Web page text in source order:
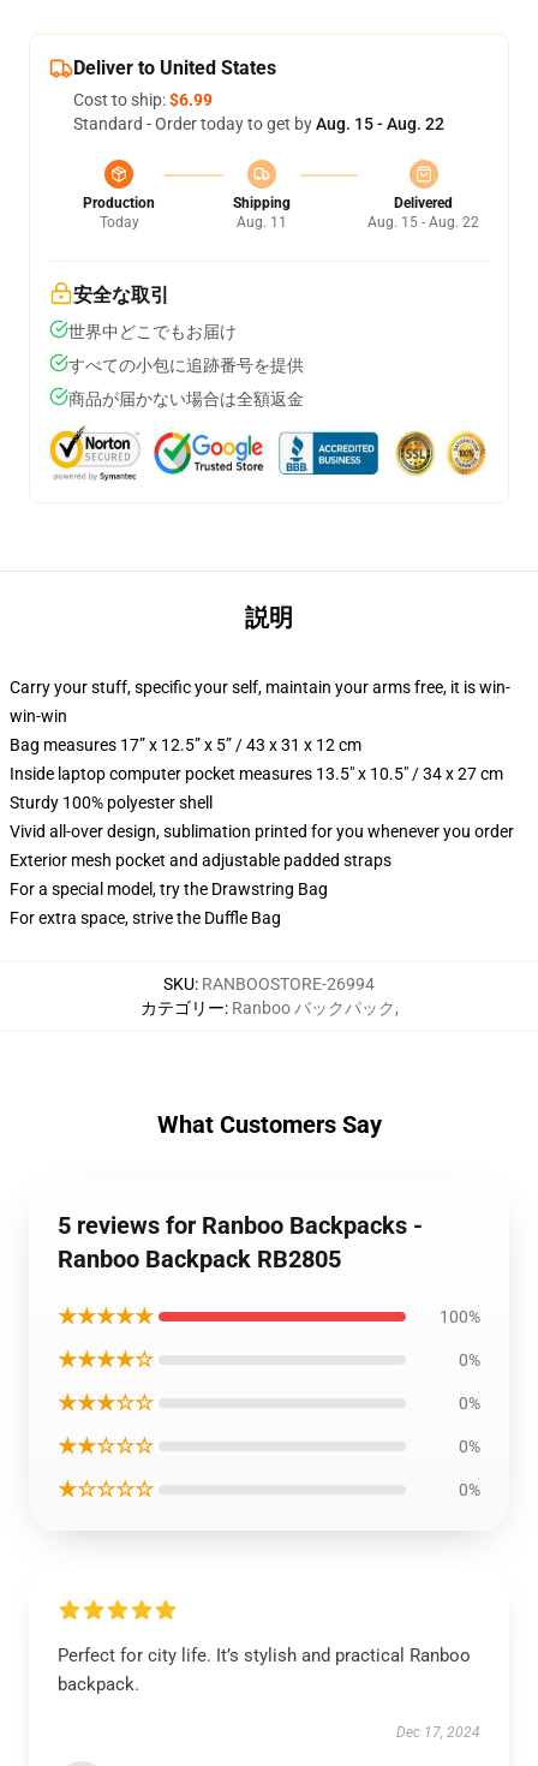
Deliver to United States
Cost to ship:$6.99
Standard - Order today to get byAug. 15 - Aug. 22
Production
Today
Shipping
Aug. 11
Delivered
Aug. 15 - Aug. 22
安全な取引
世界中どこでもお届け
すべての小包に追跡番号を提供
商品が届かない場合は全額返金
説明
Carry your stuff, specific your self, maintain your arms free, it is win-
win-win
Bag measures 17” x 12.5” x 5” / 43 x 31 x 12 cm
Inside laptop computer pocket measures 13.5" x 10.5" / 34 x 27 cm
Sturdy 100% polyester shell
Vivid all-over design, sublimation printed for you whenever you order
Exterior mesh pocket and adjustable padded straps
For a special model, try the Drawstring Bag
For extra space, strive the Duffle Bag
SKU: RANBOOSTORE-26994
カテゴリー: Ranboo バックパック,
What Customers Say
5 reviews for Ranboo Backpacks -
Ranboo Backpack RB2805
★★★★★ 100%
★★★★☆ 0%
★★★☆☆ 0%
★★☆☆☆ 0%
★☆☆☆☆ 0%
Perfect for city life. It’s stylish and practical Ranboo
backpack.
Dec 17, 2024